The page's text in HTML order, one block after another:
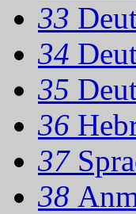
33
34
35
36
37
38